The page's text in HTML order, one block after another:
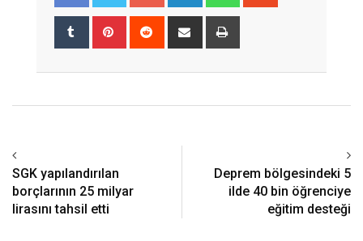
Tumblr Pinterest Reddit
Share
SGK yapılandırılan
borçlarının 25 milyar
lirasını tahsil etti
Deprem bölgesindeki 5
ilde 40 bin öğrenciye
eğitim desteği